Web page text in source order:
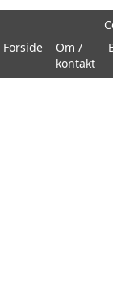
Forside
Om /
kontakt